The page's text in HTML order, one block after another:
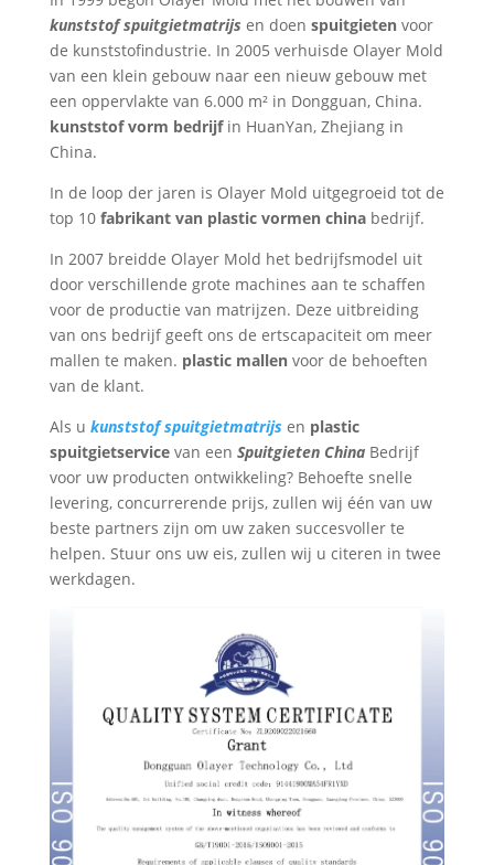
kunststof spuitgietmatrijs en doen spuitgietenvoor
de kunststofindustrie. In 2005 verhuisde Olayer Mold
van een klein gebouw naar een nieuw gebouw met
een oppervlakte van 6.000 m² in Dongguan, China.
kunststof vorm bedrijfin HuanYan, Zhejiang in
China.
In de loop der jaren is Olayer Mold uitgegroeid tot de
top 10 fabrikant van plastic vormen chinabedrijf.
In 2007 breidde Olayer Mold het bedrijfsmodel uit
door verschillende grote machines aan te schaffen
voor de productie van matrijzen. Deze uitbreiding
van ons bedrijf geeft ons de ertscapaciteit om meer
mallen te maken. plastic mallenvoor de behoeften
van de klant.
Als u kunststof spuitgietmatrijsen plastic
spuitgietservicevan een Spuitgieten ChinaBedrijf
voor uw producten ontwikkeling? Behoefte snelle
levering, concurrerende prijs, zullen wij één van uw
beste partners zijn om uw zaken succesvoller te
helpen. Stuur ons uw eis, zullen wij u citeren in twee
werkdagen.